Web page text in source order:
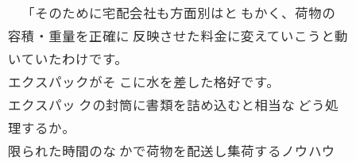
「そのために宅配会社も方面別はと もかく、荷物の
容積・重量を正確に 反映させた料金に変えていこうと動
いていたわけです。
エクスパックがそ こに水を差した格好です。
エクスパッ クの封筒に書類を詰め込むと相当な どう処
理するか。
限られた時間のな かで荷物を配送し集荷するノウハウ